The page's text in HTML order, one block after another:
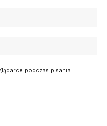
podczas pisania